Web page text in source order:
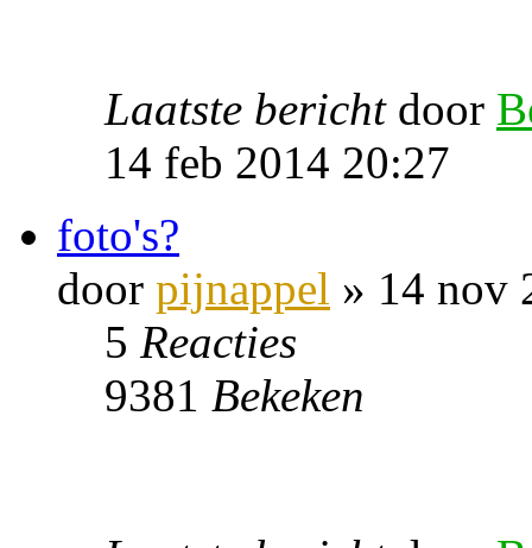
Laatste bericht door
14 feb 2014 20:27
foto's?
door pijnappel » 14 nov
5 Reacties
9381 Bekeken